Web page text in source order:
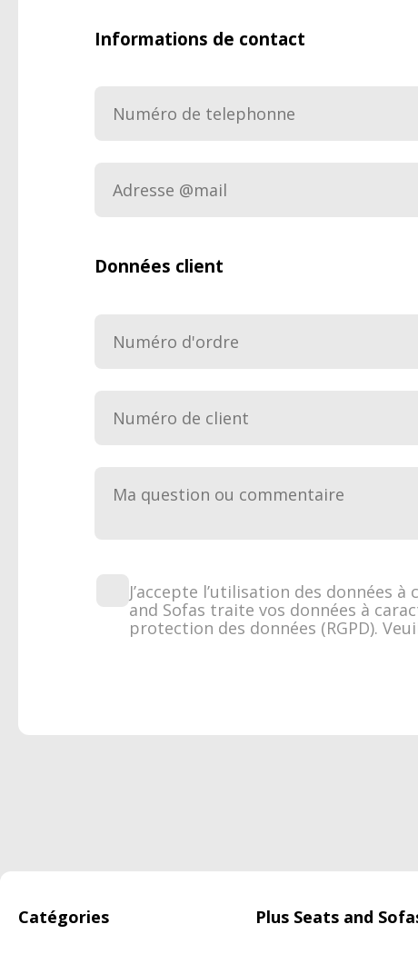
Informations de contact
Données client
J’accepte l’utilisation des données
and Sofas traite vos données à
protection des données (RGPD).
Catégories Plus Seats and